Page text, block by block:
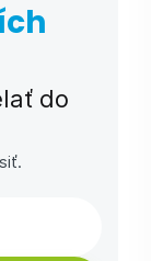
do